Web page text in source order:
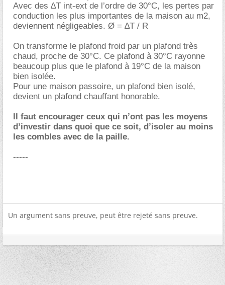
Avec des ∆T int-ext de l’ordre de 30°C, les pertes par
conduction les plus importantes de la maison au m2,
deviennent négligeables. Ø = ∆T / R
On transforme le plafond froid par un plafond très
chaud, proche de 30°C. Ce plafond à 30°C rayonne
beaucoup plus que le plafond à 19°C de la maison
bien isolée.
Pour une maison passoire, un plafond bien isolé,
devient un plafond chauffant honorable.
Il faut encourager ceux qui n’ont pas les moyens
d’investir dans quoi que ce soit, d’isoler au moins
les combles avec de la paille.
-----
Un argument sans preuve, peut être rejeté sans preuve.